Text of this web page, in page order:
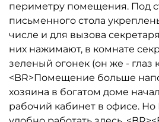
периметру помещения. Под
письменного стола
числе и для вызова
них нажимают, в комнате
зеленый огонек (он же - глаз
<BR>Помещение больше
хозяина в богатом доме
рабочий кабинет в офисе.